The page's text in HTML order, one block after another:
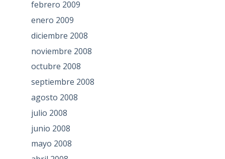
febrero 2009
enero 2009
diciembre 2008
noviembre 2008
octubre 2008
septiembre 2008
agosto 2008
julio 2008
junio 2008
mayo 2008